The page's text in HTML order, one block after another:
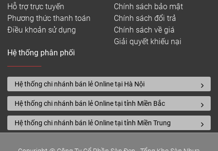
Hỗ trợ trực tuyến
Phương thức thanh toán
Điều khoản sử dụng
Chính sách bảo mật
Chính sách đổi trả
Chính sách về giá
Giải quyết khiếu nại
Hệ thống phân phối
Hệ thống chi nhánh bán lẻ Online tại Hà Nội
Hệ thống chi nhánh bán lẻ Online tại tỉnh Miền Bắc
Hệ thống chi nhánh bán lẻ Online tại tỉnh Miền Trung